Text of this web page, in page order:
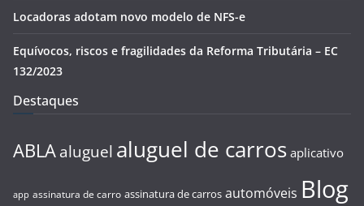
Locadoras adotam novo modelo de NFS-e
Equívocos, riscos e fragilidades da Reforma Tributária – EC
132/2023
Destaques
ABLA aluguel aluguel de carros aplicativo
app assinatura de carro assinatura de carros automóveis Blog